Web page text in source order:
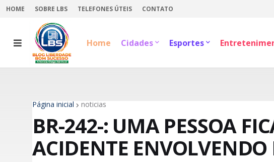
HOME SOBRE LBS TELEFONES ÚTEIS CONTATO
Home
Cidades Esportes
Página inicial noticias
BR-242-: UMA PESSOA
ACIDENTE ENVOLVENDO